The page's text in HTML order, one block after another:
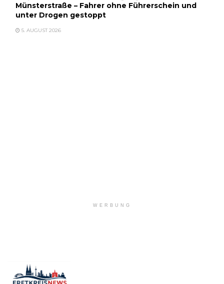
Münsterstraße – Fahrer ohne Führerschein und
unter Drogen gestoppt
5. AUGUST 2026
WERBUNG